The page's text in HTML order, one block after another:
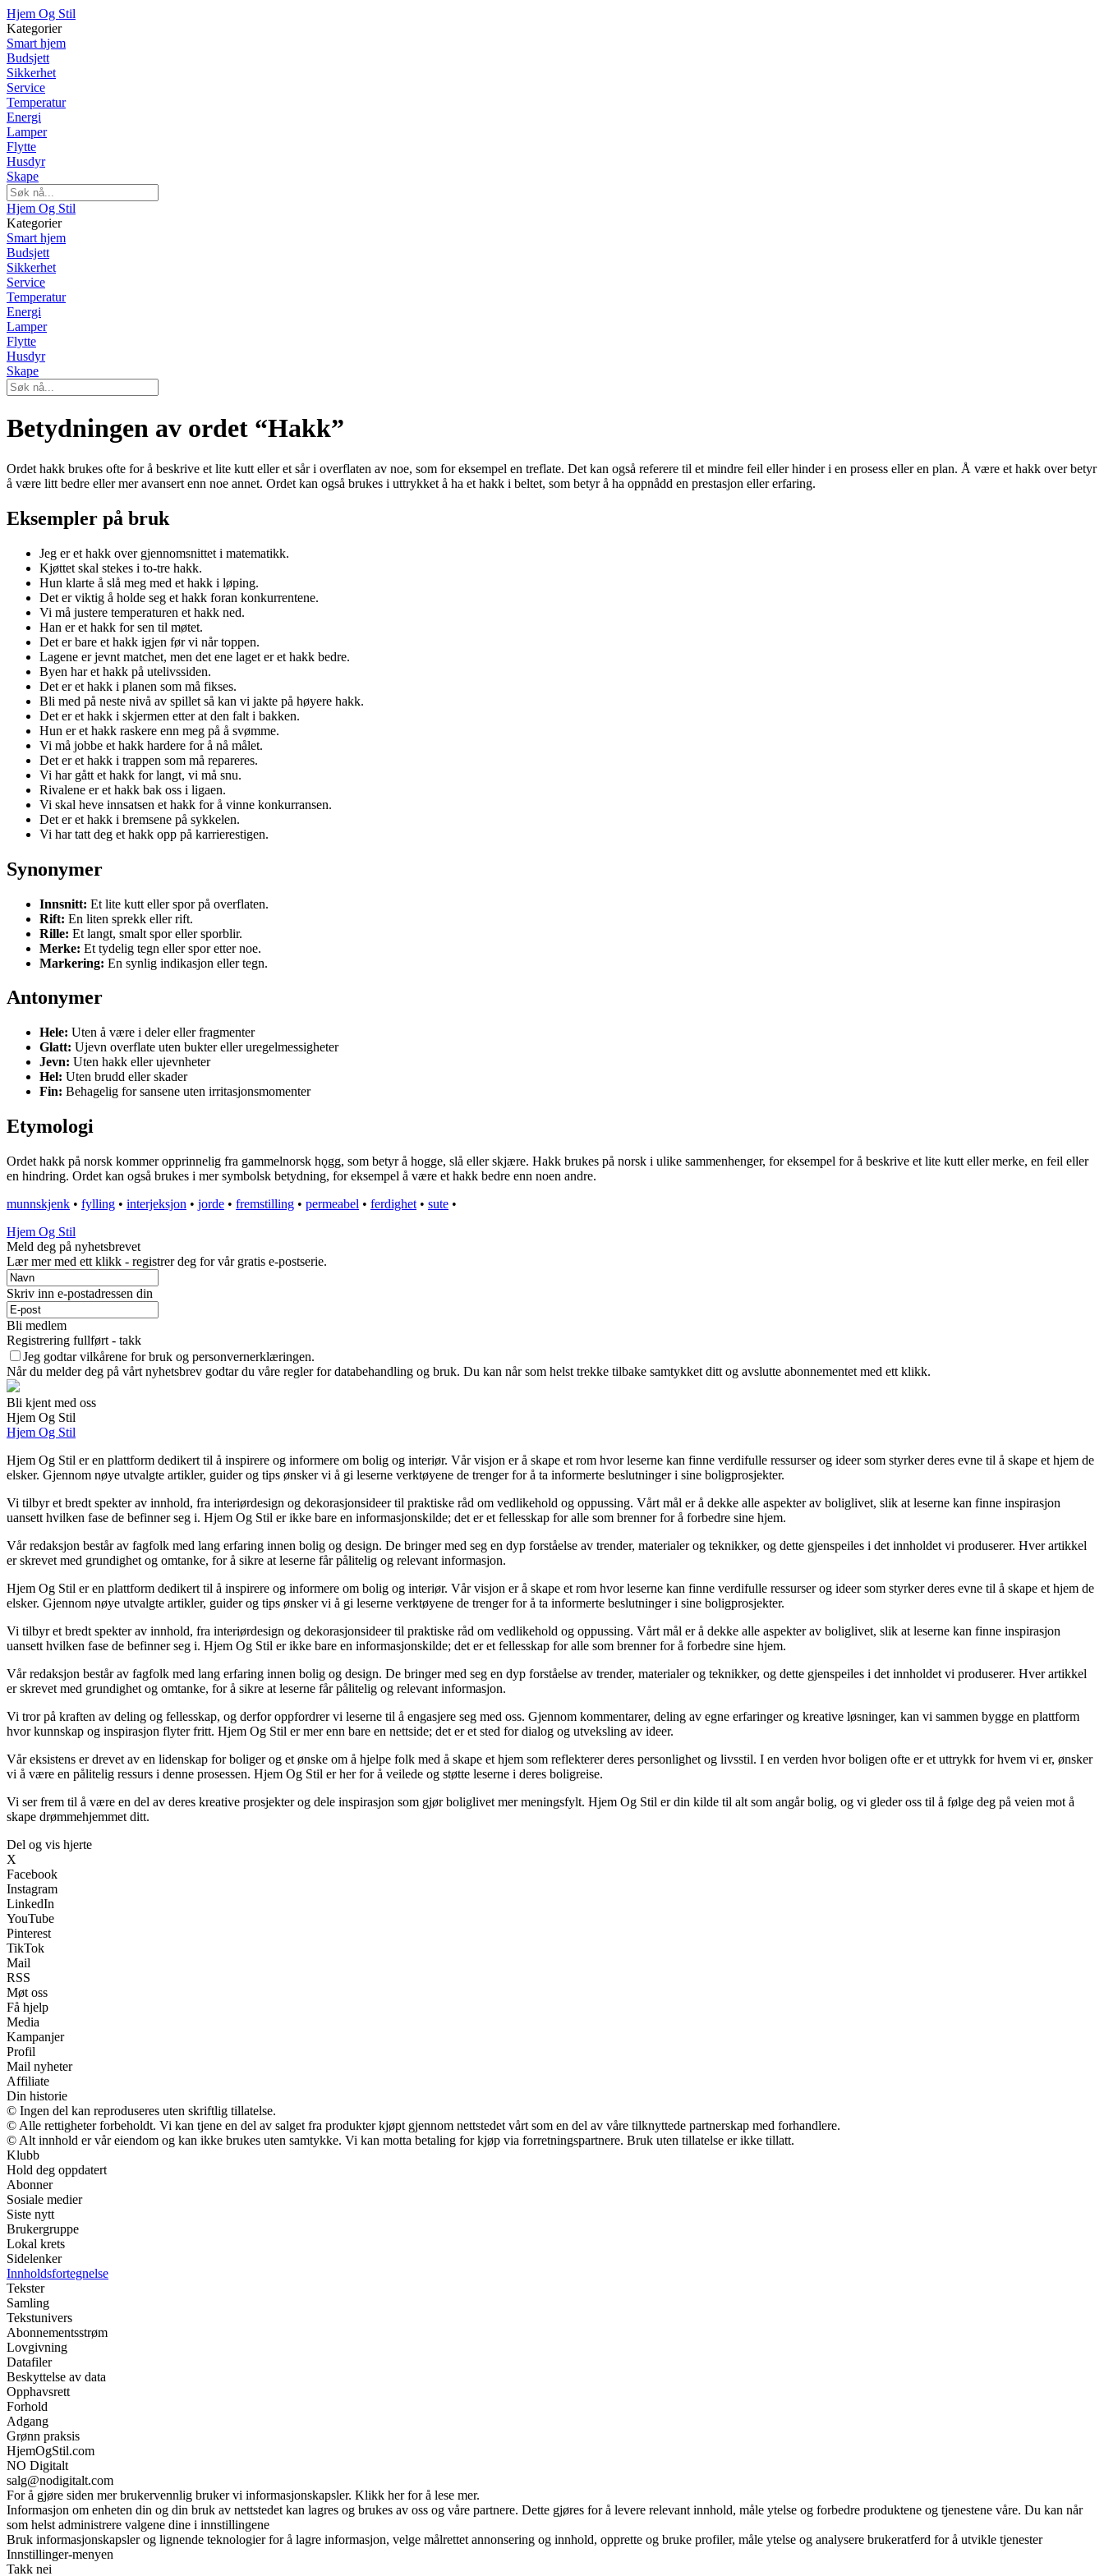
Hjem Og Stil
Kategorier
Smart hjem
Budsjett
Sikkerhet
Service
Temperatur
Energi
Lamper
Flytte
Husdyr
Skape
Hjem Og Stil
Kategorier
Smart hjem
Budsjett
Sikkerhet
Service
Temperatur
Energi
Lamper
Flytte
Husdyr
Skape
Betydningen av ordet “Hakk”
Ordet hakk brukes ofte for å beskrive et lite kutt eller et sår i overflaten av noe, som for eksempel en treflate. Det kan også referere til et mindre feil eller hinder i en prosess eller en plan. Å være et hakk over betyr
å være litt bedre eller mer avansert enn noe annet. Ordet kan også brukes i uttrykket å ha et hakk i beltet, som betyr å ha oppnådd en prestasjon eller erfaring.
Eksempler på bruk
Jeg er et hakk over gjennomsnittet i matematikk.
Kjøttet skal stekes i to-tre hakk.
Hun klarte å slå meg med et hakk i løping.
Det er viktig å holde seg et hakk foran konkurrentene.
Vi må justere temperaturen et hakk ned.
Han er et hakk for sen til møtet.
Det er bare et hakk igjen før vi når toppen.
Lagene er jevnt matchet, men det ene laget er et hakk bedre.
Byen har et hakk på utelivssiden.
Det er et hakk i planen som må fikses.
Bli med på neste nivå av spillet så kan vi jakte på høyere hakk.
Det er et hakk i skjermen etter at den falt i bakken.
Hun er et hakk raskere enn meg på å svømme.
Vi må jobbe et hakk hardere for å nå målet.
Det er et hakk i trappen som må repareres.
Vi har gått et hakk for langt, vi må snu.
Rivalene er et hakk bak oss i ligaen.
Vi skal heve innsatsen et hakk for å vinne konkurransen.
Det er et hakk i bremsene på sykkelen.
Vi har tatt deg et hakk opp på karrierestigen.
Synonymer
Innsnitt: Et lite kutt eller spor på overflaten.
Rift: En liten sprekk eller rift.
Rille: Et langt, smalt spor eller sporblir.
Merke: Et tydelig tegn eller spor etter noe.
Markering: En synlig indikasjon eller tegn.
Antonymer
Hele: Uten å være i deler eller fragmenter
Glatt: Ujevn overflate uten bukter eller uregelmessigheter
Jevn: Uten hakk eller ujevnheter
Hel: Uten brudd eller skader
Fin: Behagelig for sansene uten irritasjonsmomenter
Etymologi
Ordet hakk på norsk kommer opprinnelig fra gammelnorsk hǫgg, som betyr å hogge, slå eller skjære. Hakk brukes på norsk i ulike sammenhenger, for eksempel for å beskrive et lite kutt eller merke, en feil eller
en hindring. Ordet kan også brukes i mer symbolsk betydning, for eksempel å være et hakk bedre enn noen andre.
munnskjenk • fylling • interjeksjon • jorde • fremstilling • permeabel • ferdighet • sute •
Hjem Og Stil
Meld deg på nyhetsbrevet
Lær mer med ett klikk - registrer deg for vår gratis e-postserie.
Skriv inn e-postadressen din
Bli medlem
Registrering fullført - takk
Jeg godtar vilkårene for bruk og personvernerklæringen.
Når du melder deg på vårt nyhetsbrev godtar du våre regler for databehandling og bruk. Du kan når som helst trekke tilbake samtykket ditt og avslutte abonnementet med ett klikk.
Bli kjent med oss
Hjem Og Stil
Hjem Og Stil
Hjem Og Stil er en plattform dedikert til å inspirere og informere om bolig og interiør. Vår visjon er å skape et rom hvor leserne kan finne verdifulle ressurser og ideer som styrker deres evne til å skape et hjem de
elsker. Gjennom nøye utvalgte artikler, guider og tips ønsker vi å gi leserne verktøyene de trenger for å ta informerte beslutninger i sine boligprosjekter.
Vi tilbyr et bredt spekter av innhold, fra interiørdesign og dekorasjonsideer til praktiske råd om vedlikehold og oppussing. Vårt mål er å dekke alle aspekter av boliglivet, slik at leserne kan finne inspirasjon
uansett hvilken fase de befinner seg i. Hjem Og Stil er ikke bare en informasjonskilde; det er et fellesskap for alle som brenner for å forbedre sine hjem.
Vår redaksjon består av fagfolk med lang erfaring innen bolig og design. De bringer med seg en dyp forståelse av trender, materialer og teknikker, og dette gjenspeiles i det innholdet vi produserer. Hver artikkel
er skrevet med grundighet og omtanke, for å sikre at leserne får pålitelig og relevant informasjon.
Hjem Og Stil er en plattform dedikert til å inspirere og informere om bolig og interiør. Vår visjon er å skape et rom hvor leserne kan finne verdifulle ressurser og ideer som styrker deres evne til å skape et hjem de
elsker. Gjennom nøye utvalgte artikler, guider og tips ønsker vi å gi leserne verktøyene de trenger for å ta informerte beslutninger i sine boligprosjekter.
Vi tilbyr et bredt spekter av innhold, fra interiørdesign og dekorasjonsideer til praktiske råd om vedlikehold og oppussing. Vårt mål er å dekke alle aspekter av boliglivet, slik at leserne kan finne inspirasjon
uansett hvilken fase de befinner seg i. Hjem Og Stil er ikke bare en informasjonskilde; det er et fellesskap for alle som brenner for å forbedre sine hjem.
Vår redaksjon består av fagfolk med lang erfaring innen bolig og design. De bringer med seg en dyp forståelse av trender, materialer og teknikker, og dette gjenspeiles i det innholdet vi produserer. Hver artikkel
er skrevet med grundighet og omtanke, for å sikre at leserne får pålitelig og relevant informasjon.
Vi tror på kraften av deling og fellesskap, og derfor oppfordrer vi leserne til å engasjere seg med oss. Gjennom kommentarer, deling av egne erfaringer og kreative løsninger, kan vi sammen bygge en plattform
hvor kunnskap og inspirasjon flyter fritt. Hjem Og Stil er mer enn bare en nettside; det er et sted for dialog og utveksling av ideer.
Vår eksistens er drevet av en lidenskap for boliger og et ønske om å hjelpe folk med å skape et hjem som reflekterer deres personlighet og livsstil. I en verden hvor boligen ofte er et uttrykk for hvem vi er, ønsker
vi å være en pålitelig ressurs i denne prosessen. Hjem Og Stil er her for å veilede og støtte leserne i deres boligreise.
Vi ser frem til å være en del av deres kreative prosjekter og dele inspirasjon som gjør boliglivet mer meningsfylt. Hjem Og Stil er din kilde til alt som angår bolig, og vi gleder oss til å følge deg på veien mot å
skape drømmehjemmet ditt.
Del og vis hjerte
X
Facebook
Instagram
LinkedIn
YouTube
Pinterest
TikTok
Mail
RSS
Møt oss
Få hjelp
Media
Kampanjer
Profil
Mail nyheter
Affiliate
Din historie
© Ingen del kan reproduseres uten skriftlig tillatelse.
© Alle rettigheter forbeholdt. Vi kan tjene en del av salget fra produkter kjøpt gjennom nettstedet vårt som en del av våre tilknyttede partnerskap med forhandlere.
© Alt innhold er vår eiendom og kan ikke brukes uten samtykke. Vi kan motta betaling for kjøp via forretningspartnere. Bruk uten tillatelse er ikke tillatt.
Klubb
Hold deg oppdatert
Abonner
Sosiale medier
Siste nytt
Brukergruppe
Lokal krets
Sidelenker
Innholdsfortegnelse
Tekster
Samling
Tekstunivers
Abonnementsstrøm
Lovgivning
Datafiler
Beskyttelse av data
Opphavsrett
Forhold
Adgang
Grønn praksis
HjemOgStil.com
NO Digitalt
salg@nodigitalt.com
For å gjøre siden mer brukervennlig bruker vi informasjonskapsler. Klikk her for å lese mer.
Informasjon om enheten din og din bruk av nettstedet kan lagres og brukes av oss og våre partnere. Dette gjøres for å levere relevant innhold, måle ytelse og forbedre produktene og tjenestene våre. Du kan når
som helst administrere valgene dine i innstillingene
Bruk informasjonskapsler og lignende teknologier for å lagre informasjon, velge målrettet annonsering og innhold, opprette og bruke profiler, måle ytelse og analysere brukeratferd for å utvikle tjenester
Innstillinger-menyen
Takk nei